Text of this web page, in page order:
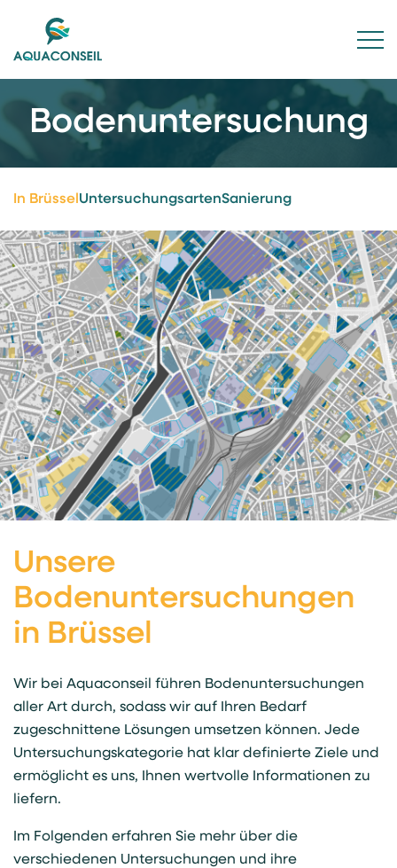
Bodenuntersuchung
In Brüssel UntersuchungsartenSanierung
Unsere
Bodenuntersuchungen
in Brüssel
Wir bei Aquaconseil führen Bodenuntersuchungen
aller Art durch, sodass wir auf Ihren Bedarf
zugeschnittene Lösungen umsetzen können. Jede
Untersuchungskategorie hat klar definierte Ziele und
ermöglicht es uns, Ihnen wertvolle Informationen zu
liefern.
Im Folgenden erfahren Sie mehr über die
verschiedenen Untersuchungen und ihre